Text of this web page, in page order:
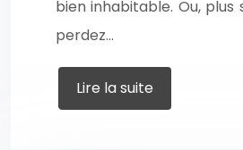
bien inhabitable. Ou, plus
perdez…
Lire la suite